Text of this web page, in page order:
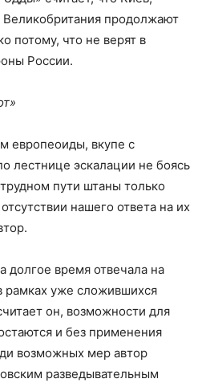
продолжают
потому, что не верят в
России.
европеоиды, вкупе с
лестнице эскалации не боясь
пути штаны только
нашего ответа на их
время отвечала на
рамках уже сложившихся
он, возможности для
и без применения
возможных мер автор
разведывательным